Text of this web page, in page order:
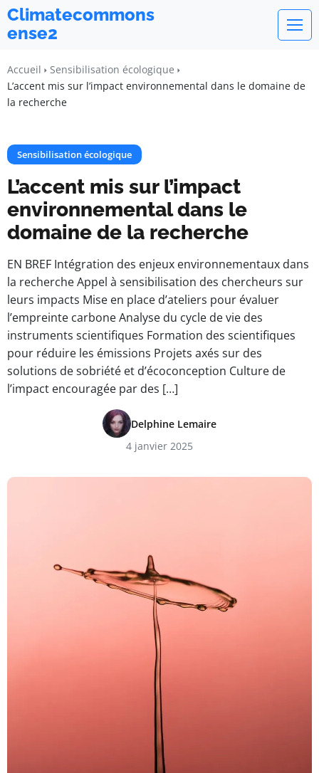
Climatecommons
ense2
Accueil
Sensibilisation écologique
L’accent mis sur l’impact environnemental dans le domaine de
la recherche
Sensibilisation écologique
L’accent mis sur l’impact
environnemental dans le
domaine de la recherche
EN BREF Intégration des enjeux environnementaux dans
la recherche Appel à sensibilisation des chercheurs sur
leurs impacts Mise en place d’ateliers pour évaluer
l’empreinte carbone Analyse du cycle de vie des
instruments scientifiques Formation des scientifiques
pour réduire les émissions Projets axés sur des
solutions de sobriété et d’écoconception Culture de
l’impact encouragée par des […]
Delphine Lemaire
4 janvier 2025